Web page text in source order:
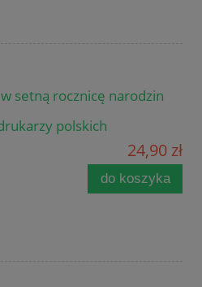
setną rocznicę narodzin
polskich
24,90 zł
do koszyka